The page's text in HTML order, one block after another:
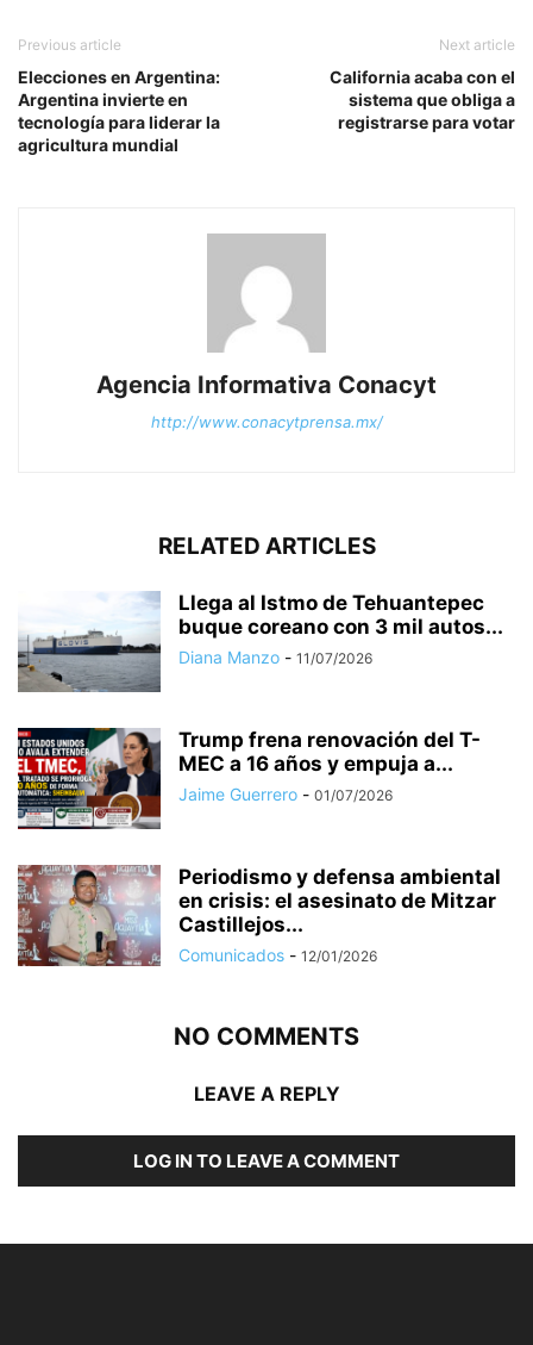
Previous article
Elecciones en Argentina:
Argentina invierte en
tecnología para liderar la
agricultura mundial
Next article
California acaba con el
sistema que obliga a
registrarse para votar
Agencia Informativa Conacyt
http://www.conacytprensa.mx/
RELATED ARTICLES
Llega al Istmo de Tehuantepec
buque coreano con 3 mil autos...
Diana Manzo - 11/07/2026
Trump frena renovación del T-
MEC a 16 años y empuja a...
Jaime Guerrero - 01/07/2026
Periodismo y defensa ambiental
en crisis: el asesinato de Mitzar
Castillejos...
Comunicados - 12/01/2026
NO COMMENTS
LEAVE A REPLY
LOG IN TO LEAVE A COMMENT